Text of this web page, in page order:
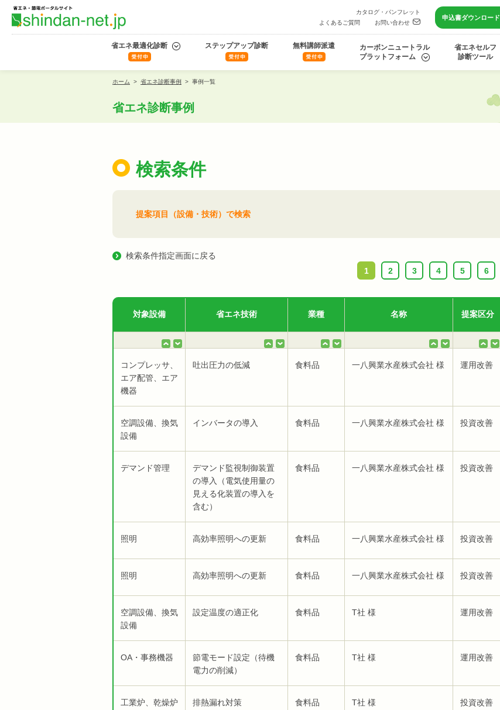
カタログ・パンフレット
よくあるご質問
お問い合わせ
申込書ダウンロード
省エネ最適化診断 ステップアップ診断 無料講師派遣
カーボンニュートラル
プラットフォーム
省エネセルフ
診断ツール
ホーム > 省エネ診断事例 > 事例一覧
省エネ診断事例
検索条件
提案項目（設備・技術）で検索
検索条件指定画面に戻る
1
2 3 4 5 6
対象設備 省エネ技術 業種 名称 提案区分
コンプレッサ、
エア配管、エア
機器
吐出圧力の低減 食料品 一八興業水産株式会社 様 運用改善
空調設備、換気
設備
インバータの導入 食料品 一八興業水産株式会社 様 投資改善
デマンド管理
デマンド監視制御装置
の導入（電気使用量の
見える化装置の導入を
含む）
食料品 一八興業水産株式会社 様 投資改善
照明 高効率照明への更新 食料品 一八興業水産株式会社 様 投資改善
照明 高効率照明への更新 食料品 一八興業水産株式会社 様 投資改善
空調設備、換気
設備
設定温度の適正化 食料品 T社 様 運用改善
OA・事務機器
節電モード設定（待機
電力の削減）
食料品 T社 様 運用改善
工業炉、乾燥炉 排熱漏れ対策 食料品 T社 様 投資改善